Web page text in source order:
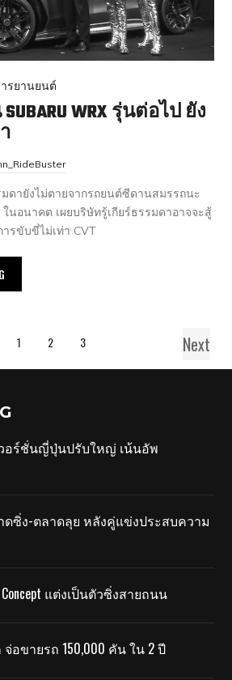
รยานยนต์
WRX รุ่นต่อไป ยัง
ดายังไม่ตายจากรถยนต์ซีดานสมรรถนะ
นอนาคต เผยบริษัทรู้เกียร์ธรรมดาอาจจะสู้
รขับขี่ไม่เท่า CVT
1 2 3 Next
เวอร์ชั่นญี่ปุ่นปรับใหญ่ เน้นอัพ
าดซิ่ง-ตลาดลุย หลังคู่แข่งประสบความ
Concept แต่งเป็นตัวซิ่งสายถนน
อขายรถ 150,000 คัน ใน 2 ปี